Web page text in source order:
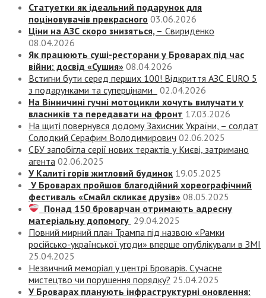
Статуетки як ідеальний подарунок для
поціновувачів прекрасного 03.06.2026
Ціни на АЗС скоро знизяться, – Свириденко
08.04.2026
Як працюють суші-ресторани у Броварах під час
війни: досвід «Сушия» 08.04.2026
Встигни бути серед перших 100! Відкриття АЗС EURO 5
з подарунками та суперцінами
02.04.2026
На Вінничині гучні мотоцикли хочуть вилучати у
власників та передавати на фронт 17.03.2026
На щиті повернувся додому Захисник України, – солдат
Солодкий Серафим Володимирович 02.06.2025
СБУ запобігла серії нових терактів у Києві, затримано
агента 02.06.2025
У Калиті горів житловий будинок 19.05.2025
У Броварах пройшов благодійний хореографічний
фестиваль «Смайл скликає друзів» 08.05.2025
Понад 150 броварчан отримають адресну
матеріальну допомогу 29.04.2025
Повний мирний план Трампа під назвою «‎Рамки
російсько-української угоди» вперше опублікували в ЗМІ
25.04.2025
Незвичний меморіал у центрі Броварів. Сучасне
мистецтво чи порушення порядку? 25.04.2025
У Броварах планують інфраструктурні оновлення: